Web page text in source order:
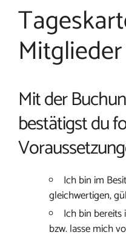
Mitglieder
Mit der
bestätigst du
Ich bin im
gleichwertigen,
Ich bin bereits
bzw. lasse mich